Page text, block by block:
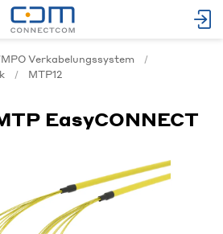
Verkabelungssystem
MTP12
EasyCONNECT